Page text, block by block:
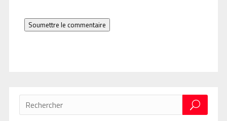
Soumettre le commentaire